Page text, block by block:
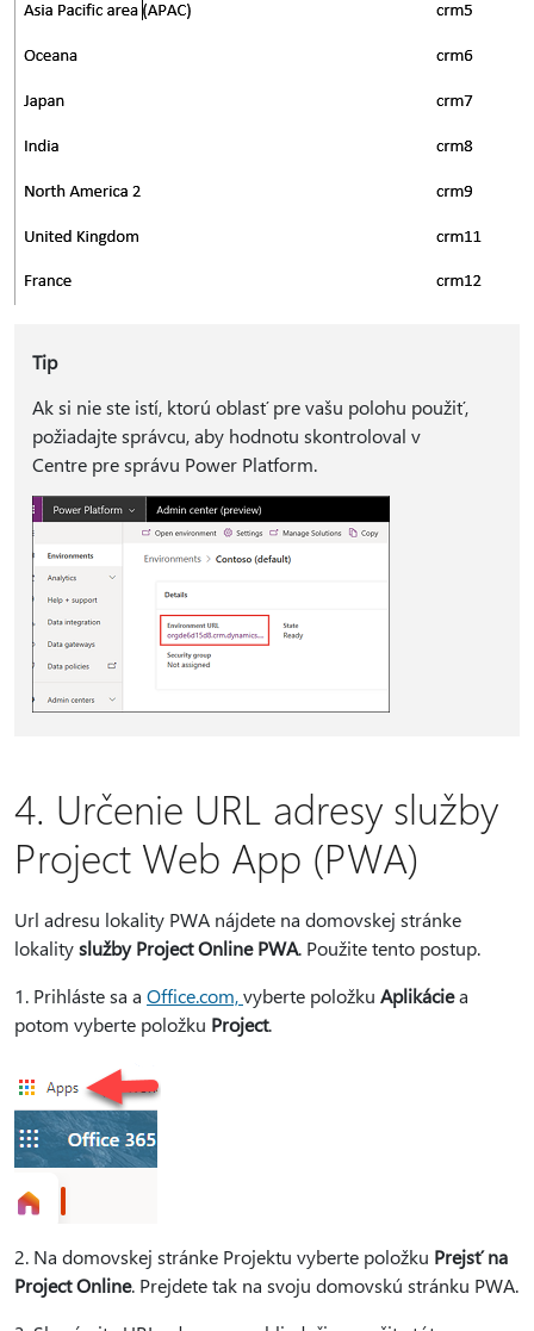
Tip
Ak si nie ste istí, ktorú oblasť pre vašu polohu použiť,
požiadajte správcu, aby hodnotu skontroloval v
Centre pre správu Power Platform.
4. Určenie URL adresy služby
Project Web App (PWA)
Url adresu lokality PWA nájdete na domovskej stránke
lokalityslužby Project Online PWA. Použite tento postup.
1. Prihláste sa a Office.com,vyberte položku Aplikáciea
potom vyberte položku Project.
2. Na domovskej stránke Projektu vyberte položku Prejsť na
Project Online. Prejdete tak na svoju domovskú stránku PWA.